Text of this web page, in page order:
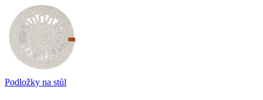
Podložky na stůl